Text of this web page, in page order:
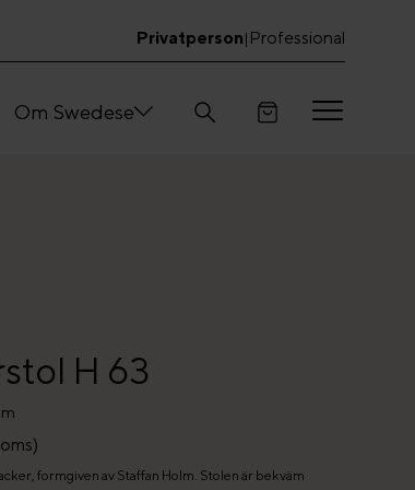
Privatperson| Professional
Om Swedese
H 63
formgiven av Staffan Holm. Stolen är bekväm